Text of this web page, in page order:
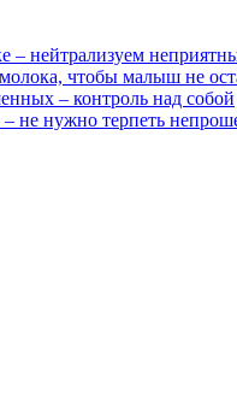
– нейтрализуем
чтобы малыш не
– контроль над собой
не нужно терпеть